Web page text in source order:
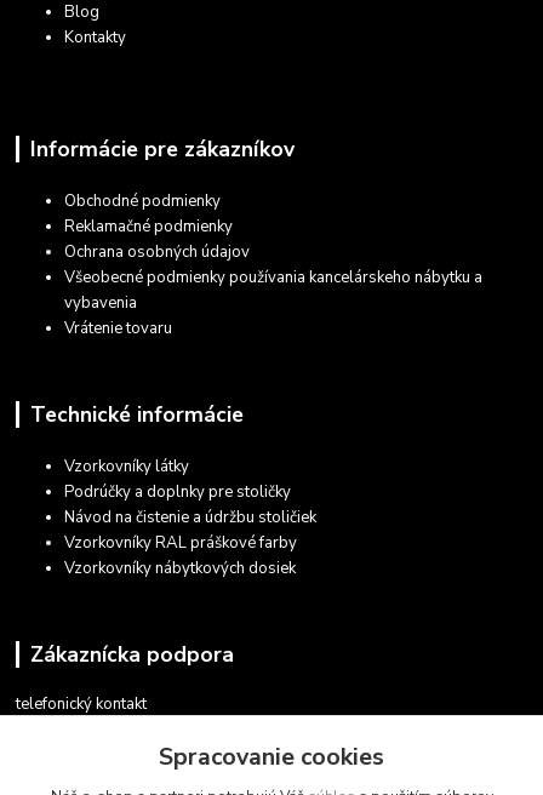
Blog
Kontakty
Informácie pre zákazníkov
Obchodné podmienky
Reklamačné podmienky
Ochrana osobných údajov
Všeobecné podmienky používania kancelárskeho nábytku a
vybavenia
Vrátenie tovaru
Technické informácie
Vzorkovníky látky
Podrúčky a doplnky pre stoličky
Návod na čistenie a údržbu stoličiek
Vzorkovníky RAL práškové farby
Vzorkovníky nábytkových dosiek
Zákaznícka podpora
telefonický kontakt
v pracovných dňoch 08.30 - 16.00Spracovanie cookies